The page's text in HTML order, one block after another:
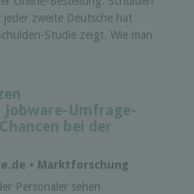
jeder zweite Deutsche hat
Studie zeigt. Wie man
Umfrage-
bei der
• Marktforschung
Personaler sehen